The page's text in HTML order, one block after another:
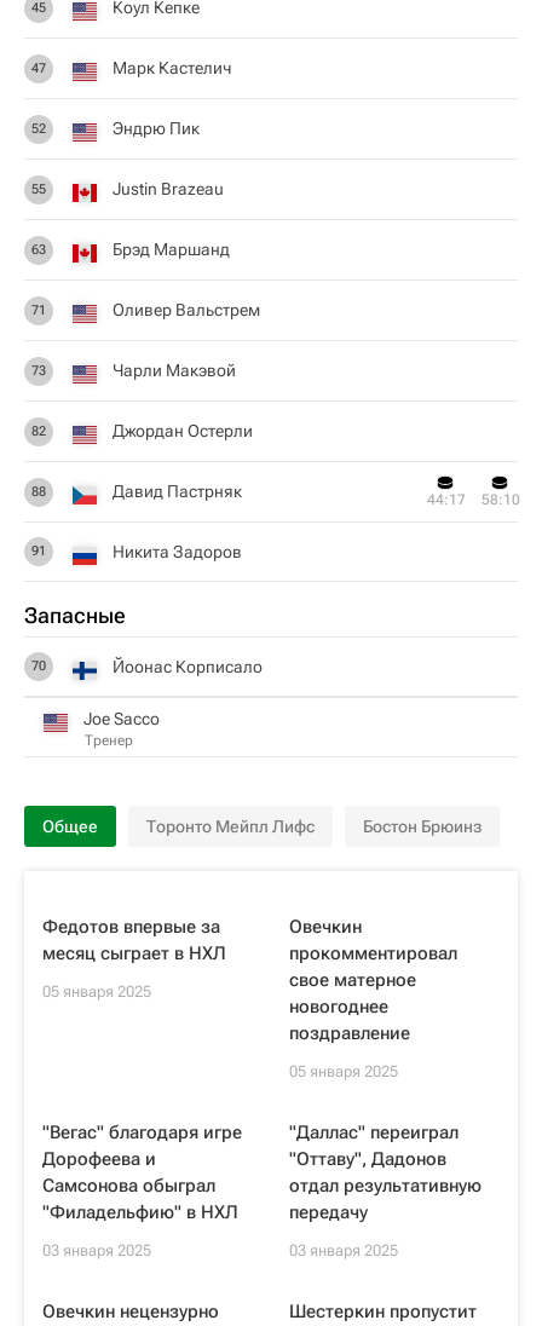
45 Коул Кепке
47 Марк Кастелич
52 Эндрю Пик
55 Justin Brazeau
63 Брэд Маршанд
71 Оливер Вальстрем
73 Чарли Макэвой
82 Джордан Остерли
88 Давид Пастрняк 44:17 58:10
91 Никита Задоров
Запасные
70 Йоонас Корписало
Joe Sacco
Тренер
Общее Торонто Мейпл Лифс Бостон Брюинз
Федотов впервые за
месяц сыграет в НХЛ
05 января 2025
Овечкин
прокомментировал
свое матерное
новогоднее
поздравление
05 января 2025
"Вегас" благодаря игре
Дорофеева и
Самсонова обыграл
"Филадельфию" в НХЛ
03 января 2025
"Даллас" переиграл
"Оттаву", Дадонов
отдал результативную
передачу
03 января 2025
Овечкин нецензурно
Шестеркин пропустит